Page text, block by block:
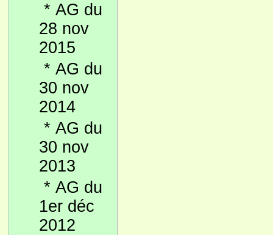
* AG du
28 nov
2015
* AG du
30 nov
2014
* AG du
30 nov
2013
* AG du
1er déc
2012